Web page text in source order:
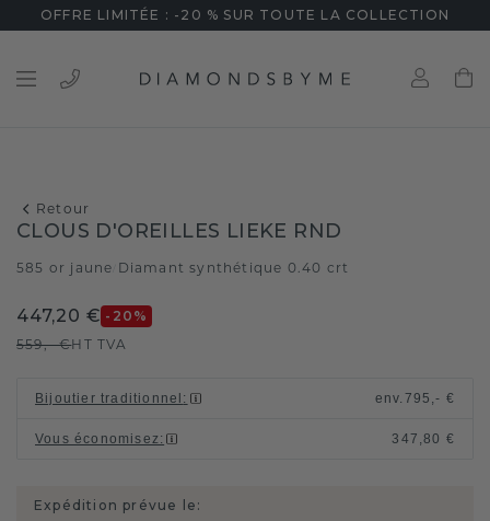
OFFRE LIMITÉE : -20 % SUR TOUTE LA COLLECTION
Retour
CLOUS D'OREILLES LIEKE RND
585 or jaune Diamant synthétique 0.40 crt
447,20 € -20 %
559,- €HT TVA
Bijoutier traditionnel : env. 795,- €
Vous économisez: 347,80 €
Expédition prévue le: